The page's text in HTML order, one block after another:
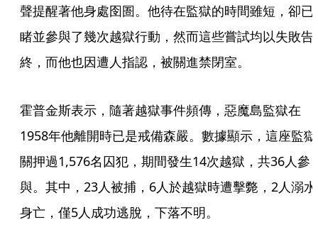
聲提醒著他身處囹圄。他待在監獄的時間雖短，卻已
睹並參與了幾次越獄行動，然而這些嘗試均以失敗告
終，而他也因遭人指認，被關進禁閉室。
霍普金斯表示，隨著越獄事件頻傳，惡魔島監獄在
1958年他離開時已是戒備森嚴。數據顯示，這座監獄
關押過1,576名囚犯，期間發生14次越獄，共36人參
與。其中，23人被捕，6人於越獄時遭擊斃，2人溺水
身亡，僅5人成功逃脫，下落不明。